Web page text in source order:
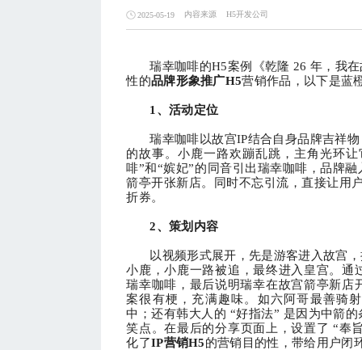
2025-05-19 内容来源 H5开发公司
瑞幸咖啡的H5案例《乾隆 26 年，我
性的品牌形象推广H5营销作品，以下是蓝
1、活动定位
瑞幸咖啡以故宫IP结合自身品牌吉祥
的故事。小鹿一路欢蹦乱跳，主角光环
啡”和“嫔妃”的同音引出瑞幸咖啡，品牌
箭亭开张新店。同时不忘引流，直接让用
折券。
2、 策划内容
以视频形式展开，先是游客进入故宫
小鹿，小鹿一路被追，最终进入皇宫。通
瑞幸咖啡，最后说明瑞幸在故宫箭亭新店
案很有梗，充满趣味。如六阿哥最善骑
中；还有韩大人的 “好指法” 是因为中箭
笑点。在最后的分享页面上，设置了 “奉
化了IP营销H5的营销目的性，带给用户闭